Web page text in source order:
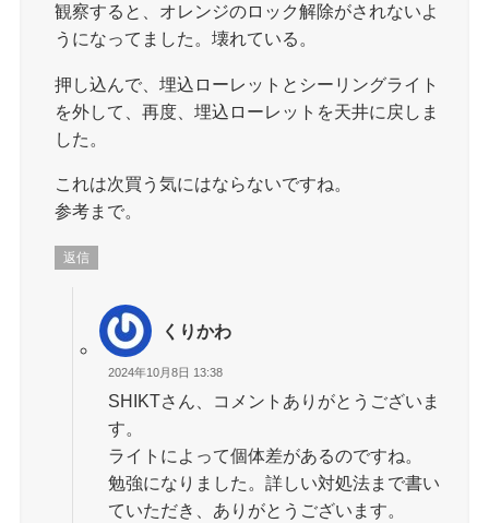
観察すると、オレンジのロック解除がされないよ
うになってました。壊れている。
押し込んで、埋込ローレットとシーリングライト
を外して、再度、埋込ローレットを天井に戻しま
した。
これは次買う気にはならないですね。
参考まで。
返信
くりかわ
2024年10月8日 13:38
SHIKTさん、コメントありがとうございま
す。
ライトによって個体差があるのですね。
勉強になりました。詳しい対処法まで書い
ていただき、ありがとうございます。